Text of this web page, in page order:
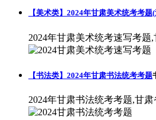
【美术类】2024年甘肃美术统考考题
2024年甘肃美术统考速写考题
【书法类】2024年甘肃书法统考考题
2024年甘肃书法统考考题,甘